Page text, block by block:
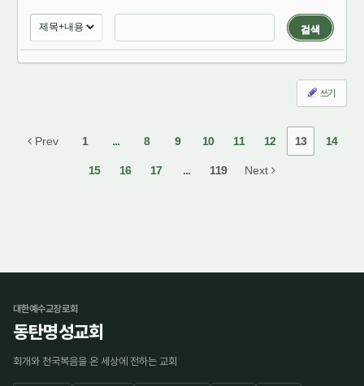
검색
쓰기
Prev 1 ... 8 9 10 11 12 13 14
15 16 17 ... 119 Next
대한예수교장로회
동탄명성교회
회개와 천국복음을 온 세상에 전하는 교회